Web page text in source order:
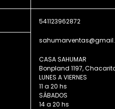
541123962872
CASA SAHUMAR
Bonpland 1197,
LUNES A VIERNES
11 a 20 hs
SÁBADOS
14 a 20 hs